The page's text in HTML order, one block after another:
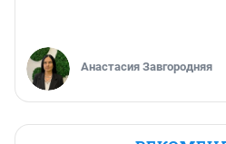
Анастасия Завгородняя